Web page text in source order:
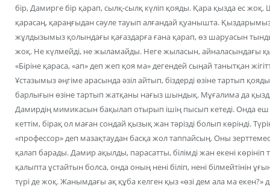
бір, Дамирге бір қарап, сылқ-сылқ күліп қояды. Қара қызда ес
қарасаң, қараңғыдан сәуле тауып алғандай қуанышта. Қыздарымыз
жұлдызымыз қолындағы қағаздарға ғана қарап, өз шаруасын
жоқ. Не күлмейді, не жыламайды. Неге жыласын, айналасындағы
«Біріне қараса, «ап» деп жеп қоя ма» дегендей сыңай танытқан
Ұстазымыз әңгіме арасында әзіл айтып, біздерді өзіне тартып
барлығын өзіне тартып жатқаны нағыз шындық. Мұғалима да
Дамирдің мимикасын бақылап отырып ішің пысып кетеді. Онда
кеттім, бірақ ол маған сондай қызық жан тәрізді болып көрінді.
«профессор» деп мазақтаудан басқа жол таппайсың. Оны
қалап барады. Дамир ақылды, парасатты, білімді жан екені көрініп
қалыпта ұстайтын болса, онда оның нені біліп, нені білмейтінін
түрі де жоқ. Жанымдағы ақ құба келген қыз «өзі дем ала ма екен?»